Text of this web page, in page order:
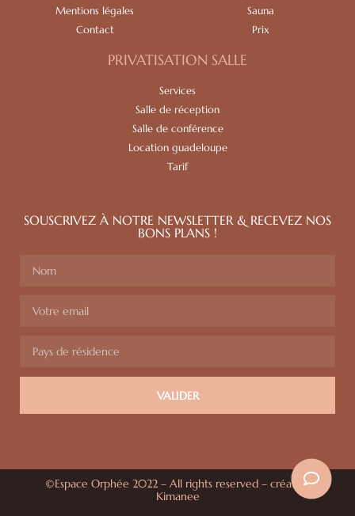
Mentions légales
Contact
Sauna
Prix
PRIVATISATION SALLE
Services
Salle de réception
Salle de conférence
Location guadeloupe
Tarif
SOUSCRIVEZ À NOTRE NEWSLETTER & RECEVEZ NOS
BONS PLANS !
VALIDER
©Espace Orphée 2022 – All rights reserved – création
Kimanee